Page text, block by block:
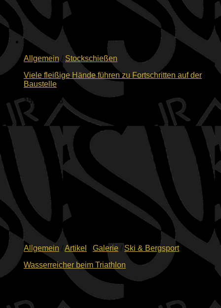
Allgemein / Stockschießen
Viele fleißige Hände führen zu Fortschritten auf der
Baustelle
15.06.2026
Allgemein /Artikel Galerie / Ski & Bergsport
Wasserreicher beim Triathlon